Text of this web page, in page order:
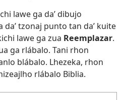
lawe ga daʼ dibujo
daʼ tzonaj punto tan daʼ kuite
lawe ga zua Reemplazar.
ga rlábalo. Tani rhon
blábalo. Lhezeka, rhon
rlábalo Biblia.